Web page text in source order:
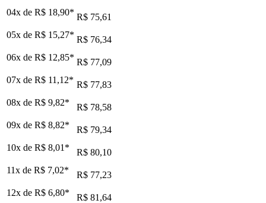
04x de R$ 18,90* R$ 75,61
05x de R$ 15,27* R$ 76,34
06x de R$ 12,85* R$ 77,09
07x de R$ 11,12* R$ 77,83
08x de R$ 9,82*
R$ 78,58
09x de R$ 8,82*
R$ 79,34
10x de R$ 8,01 *
R$ 80,10
11x de R$ 7,02*
R$ 77,23
12x de R$ 6,80* R$ 81,64